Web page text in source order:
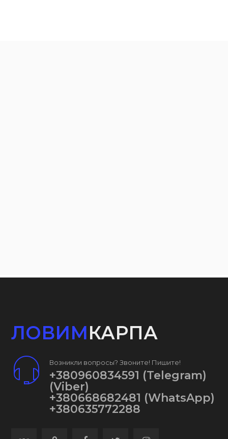
ЛОВИМКАРПА
Возникли вопросы? Звоните! Пишите!
+380960834591 (Telegram)
(Viber)
+380668682481 (WhatsApp)
+380635772288